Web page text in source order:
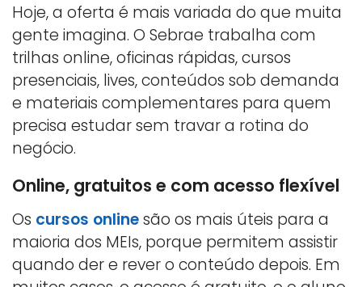
Hoje, a oferta é mais variada do que muita
gente imagina. O Sebrae trabalha com
trilhas online, oficinas rápidas, cursos
presenciais, lives, conteúdos sob demanda
e materiais complementares para quem
precisa estudar sem travar a rotina do
negócio.
Online, gratuitos e com acesso flexível
Os cursos onlinesão os mais úteis para a
maioria dos MEIs, porque permitem assistir
quando der e rever o conteúdo depois. Em